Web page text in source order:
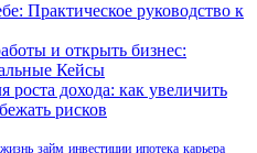
Практическое руководство к
и открыть бизнес:
Кейсы
роста дохода: как увеличить
рисков
жизнь займ инвестиции ипотека карьера